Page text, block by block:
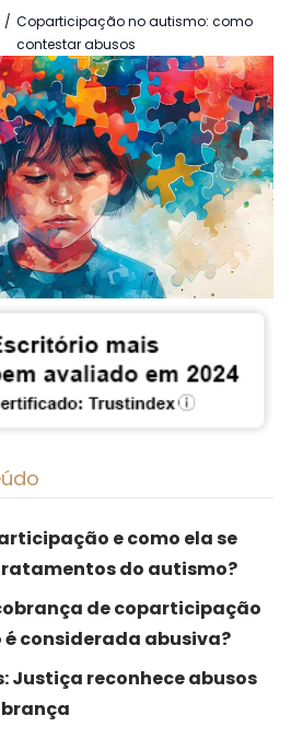
/ Coparticipação no autismo: como
contestar abusos
e como ela se
do autismo?
de coparticipação
considerada abusiva?
Justiça reconhece abusos